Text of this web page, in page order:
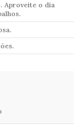
Aproveite o dia